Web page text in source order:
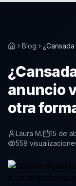
Blog
anuncio
otra
Laura M. 15 de
558